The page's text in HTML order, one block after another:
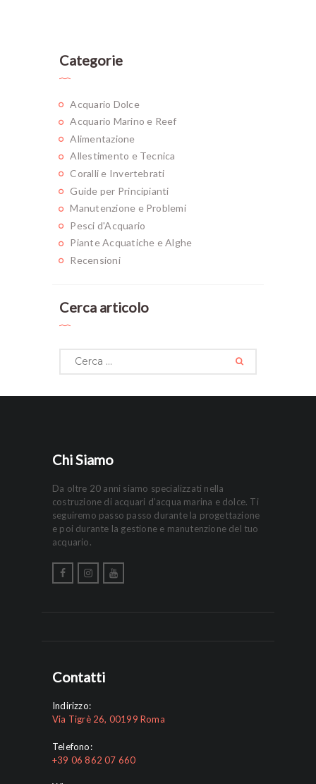
Categorie
Acquario Dolce
Acquario Marino e Reef
Alimentazione
Allestimento e Tecnica
Coralli e Invertebrati
Guide per Principianti
Manutenzione e Problemi
Pesci d'Acquario
Piante Acquatiche e Alghe
Recensioni
Cerca articolo
Ricerca
per:
Chi Siamo
Da oltre 20 anni siamo specializzati nella
costruzione di acquari d’acqua marina e dolce. Ti
seguiremo passo passo durante la progettazione
e poi durante la gestione e manutenzione del tuo
acquario.
Contatti
Indirizzo:
Via Tigrè 26, 00199 Roma
Telefono:
+39 06 862 07 660